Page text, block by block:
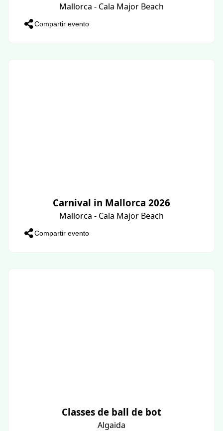
Mallorca - Cala Major Beach
Compartir evento
Carnival in Mallorca 2026
Mallorca - Cala Major Beach
Compartir evento
Classes de ball de bot
Algaida